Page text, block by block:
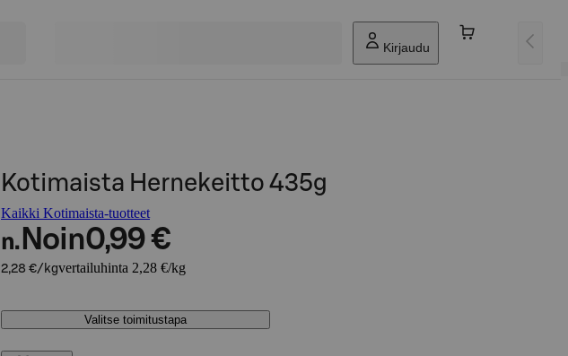
Kirjaudu
Kotimaista Hernekeitto 435g
Kaikki Kotimaista-tuotteet
n. Noin0,99 €
2,28 €/kgvertailuhinta 2,28 €/kg
Valitse toimitustapa